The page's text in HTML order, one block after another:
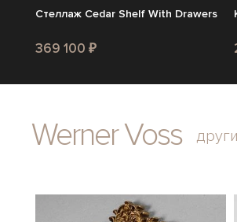
Стеллаж Cedar Shelf With Drawers
369 100 ₽
Werner Voss